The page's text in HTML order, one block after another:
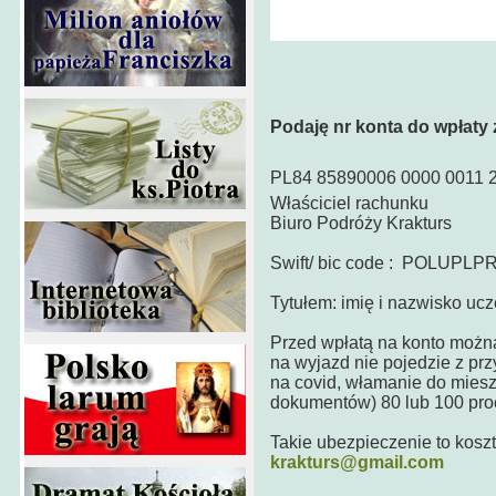
Podaję nr konta do
PL84 85890006 0000 0011
Właściciel rachunku
Biuro Podróży Krakturs
Swift/ bic code :
Tytułem: imię i nazwisko
Przed wpłatą na konto
na wyjazd nie pojedzie z
na covid, włamanie do
dokumentów) 80 lub 100
Takie ubezpieczenie to
krakturs@gmail.com